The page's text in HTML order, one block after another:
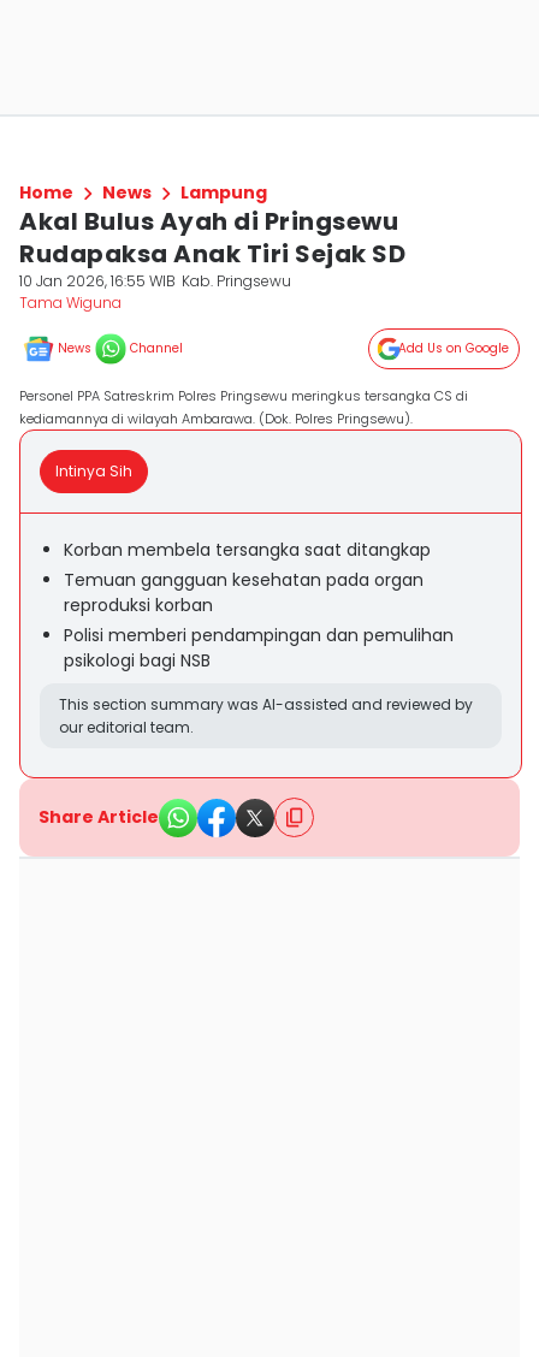
Home News Lampung
Akal Bulus Ayah di Pringsewu
Rudapaksa Anak Tiri Sejak SD
10 Jan 2026, 16:55 WIB Kab. Pringsewu
Tama Wiguna
News Channel Add Us on Google
Personel PPA Satreskrim Polres Pringsewu meringkus tersangka CS di
kediamannya di wilayah Ambarawa. (Dok. Polres Pringsewu).
Intinya Sih
Korban membela tersangka saat ditangkap
Temuan gangguan kesehatan pada organ
reproduksi korban
Polisi memberi pendampingan dan pemulihan
psikologi bagi NSB
This section summary was AI-assisted and reviewed by
our editorial team.
Share Article